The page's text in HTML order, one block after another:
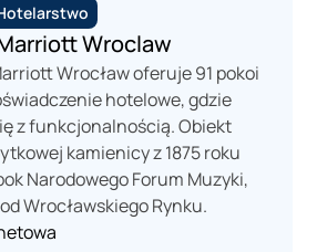
Wroclaw
Wrocław oferuje 91 pokoi
hotelowe, gdzie
z funkcjonalnością. Obiekt
kamienicy z 1875 roku
Narodowego Forum Muzyki,
Wrocławskiego Rynku.